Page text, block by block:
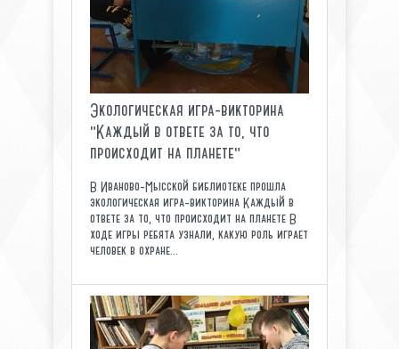
Экологическая игра-викторина
"Каждый в ответе за то, что
происходит на планете"
В Иваново-Мысской библиотеке прошла
экологическая игра-викторина Каждый в
ответе за то, что происходит на планете В
ходе игры ребята узнали, какую роль играет
человек в охране...